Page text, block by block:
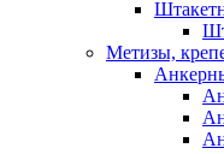
Метизы,